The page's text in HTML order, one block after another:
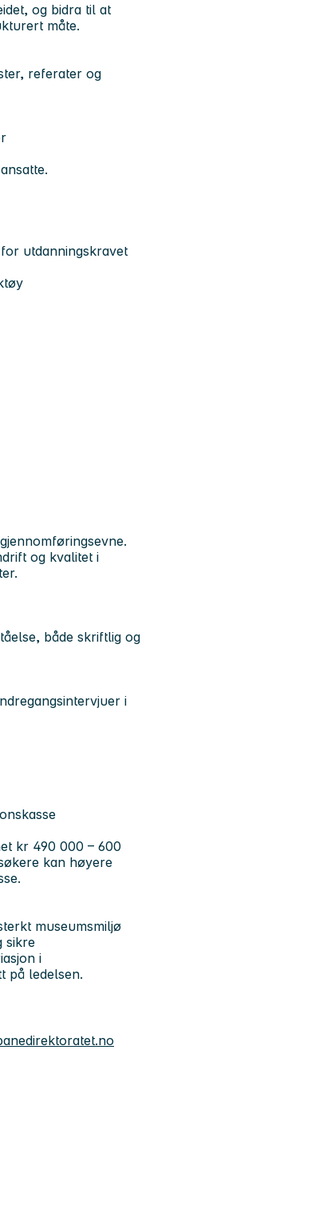
og bidra til at
måte.
referater og
utdanningskravet
og kvalitet i
både skriftlig og
i
kr 490 000 – 600
kan høyere
museumsmiljø
sikre
i
på ledelsen.